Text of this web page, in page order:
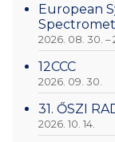
European
2026. 08. 30. –
12CCC
2026. 09. 30.
31. ŐSZI
2026. 10. 14.